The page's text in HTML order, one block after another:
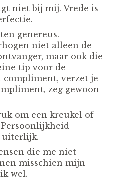
niet bij mij. Vrede is
genereus.
niet alleen de
maar ook die
tip voor de
compliment, verzet je
zeg gewoon
om een kreukel of
uiterlijk.
die me niet
misschien mijn
wel.